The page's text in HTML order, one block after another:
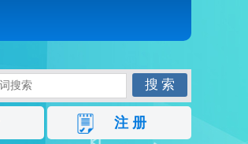
搜 索
注 册